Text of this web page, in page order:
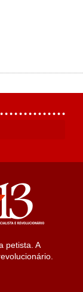
petista. A